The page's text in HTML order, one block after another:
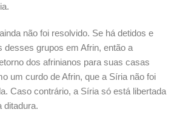
não foi resolvido. Se há detidos e
desses grupos em Afrin, então a
dos afrinianos para suas casas
um curdo de Afrin, que a Síria não foi
Caso contrário, a Síria só está libertada
ditadura.